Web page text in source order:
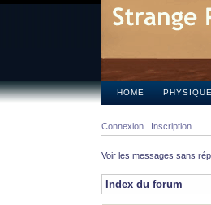
HOME PHYSIQUE
Connexion Inscription
Voir les messages sans
Index du forum